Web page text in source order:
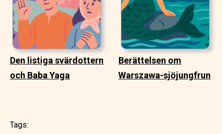
Den listiga svärdottern
och Baba Yaga
Berättelsen om
Warszawa-sjöjungfrun
Tags: